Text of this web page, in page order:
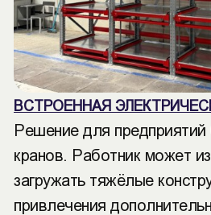
ВСТРОЕННАЯ
Решение для
кранов. Работник может
загружать тяжёлые
привлечения